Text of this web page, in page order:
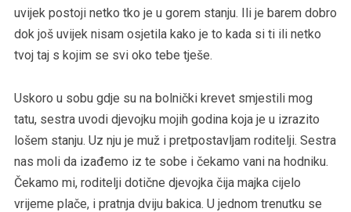
uvijek postoji netko tko je u gorem stanju. Ili je barem dobro
dok još uvijek nisam osjetila kako je to kada si ti ili netko
tvoj taj s kojim se svi oko tebe tješe.
Uskoro u sobu gdje su na bolnički krevet smjestili mog
tatu, sestra uvodi djevojku mojih godina koja je u izrazito
lošem stanju. Uz nju je muž i pretpostavljam roditelji. Sestra
nas moli da izađemo iz te sobe i čekamo vani na hodniku.
Čekamo mi, roditelji dotične djevojka čija majka cijelo
vrijeme plače, i pratnja dviju bakica. U jednom trenutku se